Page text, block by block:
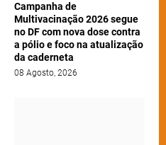
Campanha de
Multivacinação 2026 segue
no DF com nova dose contra
a pólio e foco na atualização
da caderneta
08 Agosto, 2026